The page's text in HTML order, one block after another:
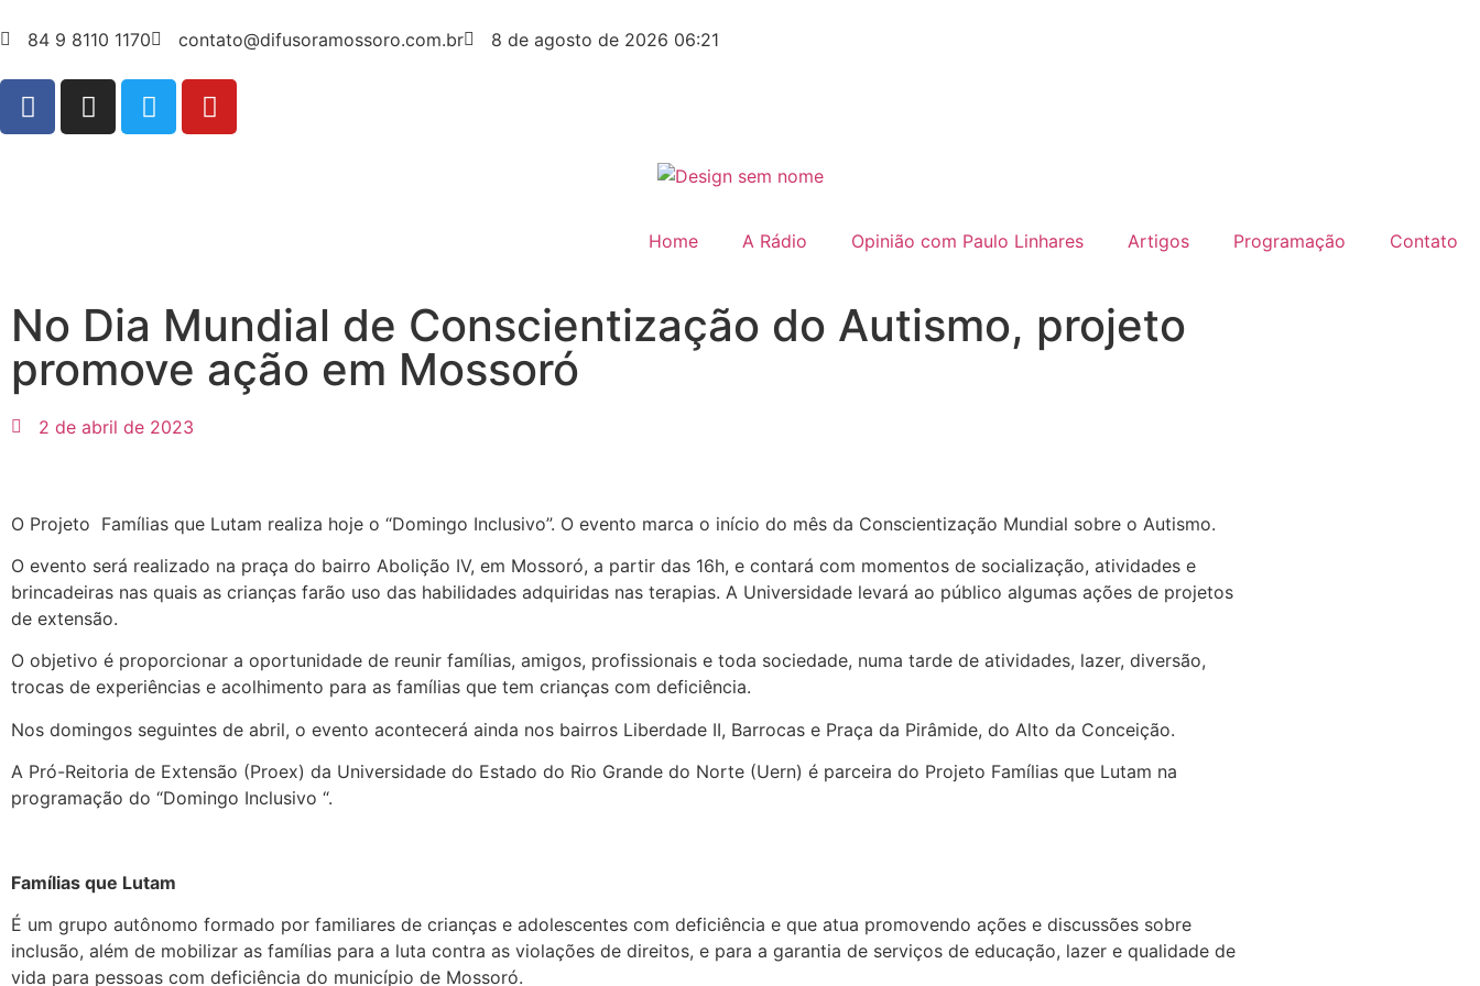
84 9 8110 1170 contato@difusoramossoro.com.br 8 de agosto de 2026 06:21
Home A Rádio Opinião com Paulo Linhares Artigos Programação Contato
No Dia Mundial de Conscientização do Autismo, projeto
promove ação em Mossoró
2 de abril de 2023
O Projeto Famílias que Lutam realiza hoje o “Domingo Inclusivo”. O evento marca o início do mês da Conscientização Mundial sobre o Autismo.
O evento será realizado na praça do bairro Abolição IV, em Mossoró, a partir das 16h, e contará com momentos de socialização, atividades e
brincadeiras nas quais as crianças farão uso das habilidades adquiridas nas terapias. A Universidade levará ao público algumas ações de projetos
de extensão.
O objetivo é proporcionar a oportunidade de reunir famílias, amigos, profissionais e toda sociedade, numa tarde de atividades, lazer, diversão,
trocas de experiências e acolhimento para as famílias que tem crianças com deficiência.
Nos domingos seguintes de abril, o evento acontecerá ainda nos bairros Liberdade II, Barrocas e Praça da Pirâmide, do Alto da Conceição.
A Pró-Reitoria de Extensão (Proex) da Universidade do Estado do Rio Grande do Norte (Uern) é parceira do Projeto Famílias que Lutam na
programação do “Domingo Inclusivo “.
Famílias que Lutam
É um grupo autônomo formado por familiares de crianças e adolescentes com deficiência e que atua promovendo ações e discussões sobre
inclusão, além de mobilizar as famílias para a luta contra as violações de direitos, e para a garantia de serviços de educação, lazer e qualidade de
vida para pessoas com deficiência do município de Mossoró.